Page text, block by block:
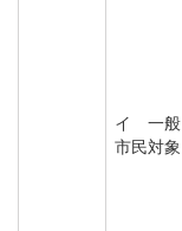
イ 一般
市民対象